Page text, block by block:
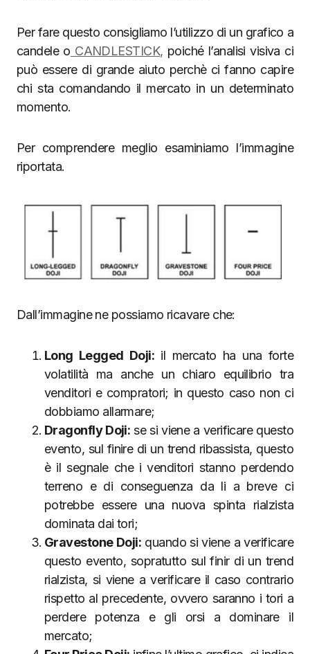
Per fare questo consigliamo l’utilizzo di un grafico a
candele o CANDLESTICK, poiché l’analisi visiva ci
può essere di grande aiuto perchè ci fanno capire
chi sta comandando il mercato in un determinato
momento.
Per comprendere meglio esaminiamo l’immagine
riportata.
Dall’immagine ne possiamo ricavare che:
Long Legged Doji: il mercato ha una forte
volatilità ma anche un chiaro equilibrio tra
venditori e compratori; in questo caso non ci
dobbiamo allarmare;
Dragonfly Doji: se si viene a verificare questo
evento, sul finire di un trend ribassista, questo
è il segnale che i venditori stanno perdendo
terreno e di conseguenza da li a breve ci
potrebbe essere una nuova spinta rialzista
dominata dai tori;
Gravestone Doji: quando si viene a verificare
questo evento, sopratutto sul finir di un trend
rialzista, si viene a verificare il caso contrario
rispetto al precedente, ovvero saranno i tori a
perdere potenza e gli orsi a dominare il
mercato;